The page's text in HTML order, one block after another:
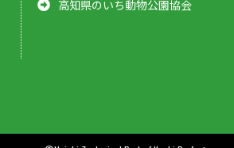
高知県のいち動物公園協会